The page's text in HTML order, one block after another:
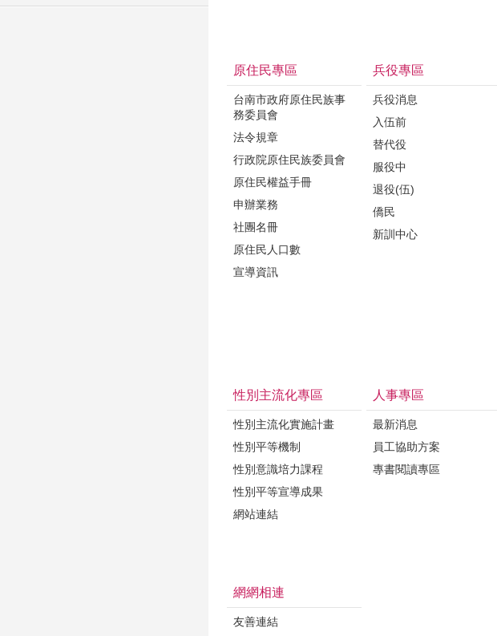
原住民專區
台南市政府原住民族事
務委員會
法令規章
行政院原住民族委員會
原住民權益手冊
申辦業務
社團名冊
原住民人口數
宣導資訊
兵役專區
兵役消息
入伍前
替代役
服役中
退役(伍)
僑民
新訓中心
性別主流化專區
性別主流化實施計畫
性別平等機制
性別意識培力課程
性別平等宣導成果
網站連結
人事專區
最新消息
員工協助方案
專書閱讀專區
網網相連
友善連結